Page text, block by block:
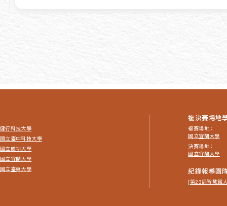
健行科技大學
國立臺中科技大學
國立成功大學
國立宜蘭大學
國立臺東大學
複決賽場地
複賽場地：
國立宜蘭大學
決賽場地：
國立宜蘭大學
紀錄報導團
[第23屆智慧鐵